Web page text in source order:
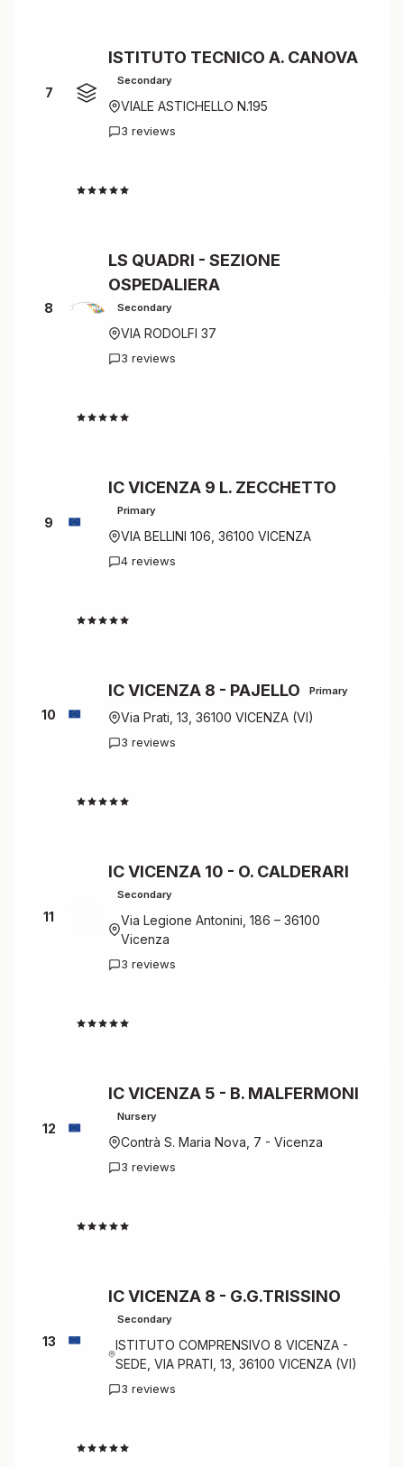
7
ISTITUTO TECNICO A. CANOVA
Secondary
VIALE ASTICHELLO N.195
3 reviews
8
LS QUADRI - SEZIONE
OSPEDALIERA
Secondary
VIA RODOLFI 37
3 reviews
9
IC VICENZA 9 L. ZECCHETTO
Primary
VIA BELLINI 106, 36100 VICENZA
4 reviews
10
IC VICENZA 8 - PAJELLO Primary
Via Prati, 13, 36100 VICENZA (VI)
3 reviews
11
IC VICENZA 10 - O. CALDERARI
Secondary
Via Legione Antonini, 186 – 36100
Vicenza
3 reviews
12
IC VICENZA 5 - B. MALFERMONI
Nursery
Contrà S. Maria Nova, 7 - Vicenza
3 reviews
13
IC VICENZA 8 - G.G.TRISSINO
Secondary
ISTITUTO COMPRENSIVO 8 VICENZA -
SEDE, VIA PRATI, 13, 36100 VICENZA (VI)
3 reviews